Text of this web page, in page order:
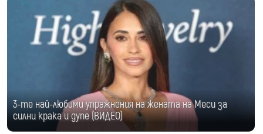
3-те най-любими упражнения на жената на Меси за
силни крака и дупе (ВИДЕО)